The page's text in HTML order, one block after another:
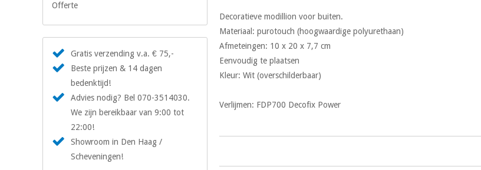
Decoratieve modillion voor buiten.
Materiaal: purotouch (hoogwaardige polyurethaan)
Afmeteingen: 10 x 20 x 7,7 cm
Eenvoudig te plaatsen
Kleur: Wit (overschilderbaar)
Verlijmen: FDP700 Decofix Power
Offerte
Gratis verzending v.a. € 75,-
Beste prijzen & 14 dagen
bedenktijd!
Advies nodig? Bel 070-3514030.
We zijn bereikbaar van 9:00 tot
22:00!
Showroom in Den Haag /
Scheveningen!